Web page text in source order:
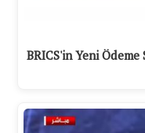
BRICS'in Yeni